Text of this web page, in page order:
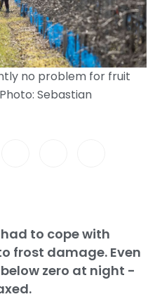
no problem for fruit
Sebastian
to cope with
frost damage. Even
zero at night -